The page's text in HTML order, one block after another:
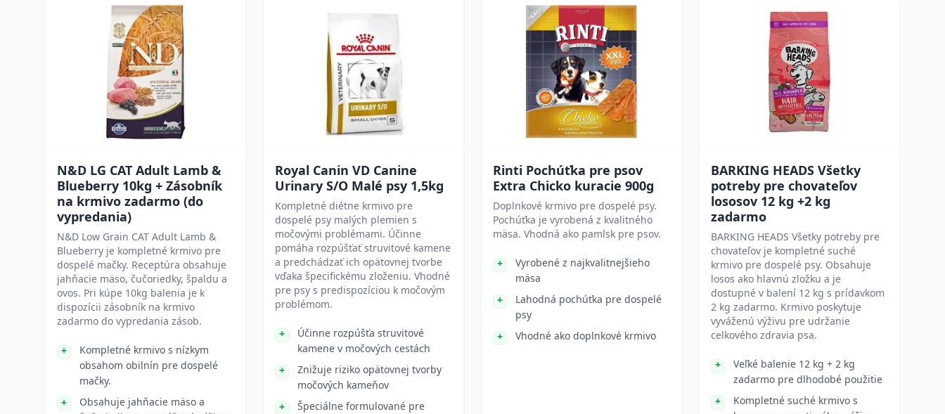
N&D LG CAT Adult Lamb &
Blueberry 10kg + Zásobník
na krmivo zadarmo (do
vypredania)
N&D Low Grain CAT Adult Lamb &
Blueberry je kompletné krmivo pre
dospelé mačky. Receptúra obsahuje
jahňacie mäso, čučoriedky, špaldu a
ovos. Pri kúpe 10kg balenia je k
dispozícii zásobník na krmivo
zadarmo do vypredania zásob.
Kompletné krmivo s nízkym
obsahom obilnín pre dospelé
mačky.
Obsahuje jahňacie mäso a
Royal Canin VD Canine
Urinary S/O Malé psy 1,5kg
Kompletné diétne krmivo pre
dospelé psy malých plemien s
močovými problémami. Účinne
pomáha rozpúšťať struvitové kamene
a predchádzať ich opätovnej tvorbe
vďaka špecifickému zloženiu. Vhodné
pre psy s predispozíciou k močovým
problémom.
Účinne rozpúšťa struvitové
kamene v močových cestách
Znižuje riziko opätovnej tvorby
močových kameňov
Špeciálne formulované pre
Rinti Pochúťka pre psov
Extra Chicko kuracie 900g
Doplnkové krmivo pre dospelé psy.
Pochúťka je vyrobená z kvalitného
mäsa. Vhodná ako pamlsk pre psov.
Vyrobené z najkvalitnejšieho
mäsa
Lahodná pochúťka pre dospelé
psy
Vhodné ako doplnkové krmivo
BARKING HEADS Všetky
potreby pre chovateľov
lososov 12 kg +2 kg
zadarmo
BARKING HEADS Všetky potreby pre
chovateľov je kompletné suché
krmivo pre dospelé psy. Obsahuje
losos ako hlavnú zložku a je
dostupné v balení 12 kg s prídavkom
2 kg zadarmo. Krmivo poskytuje
vyváženú výživu pre udržanie
celkového zdravia psa.
Veľké balenie 12 kg + 2 kg
zadarmo pre dlhodobé použitie
Kompletné suché krmivo s